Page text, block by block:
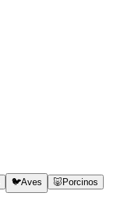
🐦Aves 🐷 Porcinos